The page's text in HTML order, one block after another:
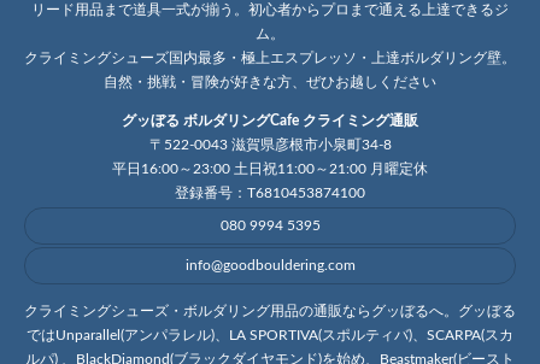
リード用品まで道具一式が揃う。初心者からプロまで通える上達できるジ
ム。
クライミングシューズ国内最多・極上エスプレッソ・上達ボルダリング壁。
自然・挑戦・冒険が好きな方、ぜひお越しください
グッぼる ボルダリングCafe クライミング通販
〒522-0043 滋賀県彦根市小泉町34-8
平日16:00～23:00 土日祝11:00～21:00 月曜定休
登録番号：T6810453874100
080 9994 5395
info@goodbouldering.com
クライミングシューズ・ボルダリング用品の通販ならグッぼるへ。グッぼる
ではUnparallel(アンパラレル)、LA SPORTIVA(スポルティバ)、SCARPA(スカ
ルパ) 、BlackDiamond(ブラックダイヤモンド)を始め、Beastmaker(ビースト